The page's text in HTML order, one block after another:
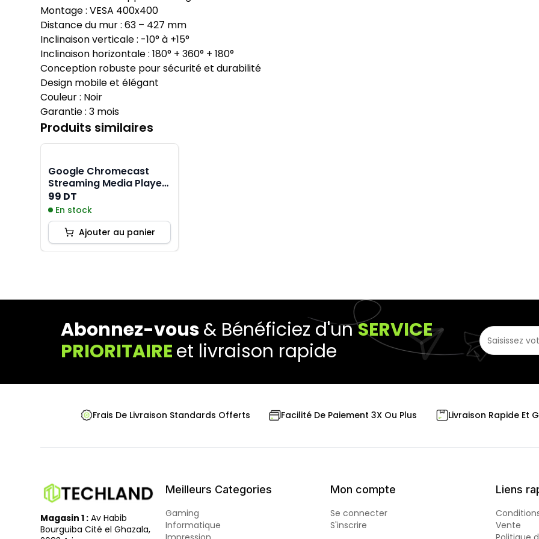
Montage : VESA 400x400
Distance du mur : 63 – 427 mm
Inclinaison verticale : -10° à +15°
Inclinaison horizontale : 180° + 360° + 180°
Conception robuste pour sécurité et durabilité
Design mobile et élégant
Couleur : Noir
Garantie : 3 mois
Produits similaires
Google Chromecast
Streaming Media Player
- Noir
99 DT
En stock
Ajouter au panier
Abonnez-vous& Bénéficiez d'unSERVICE
PRIORITAIREet livraison rapide
Frais De Livraison Standards Offerts Facilité De Paiement 3X Ou Plus Livraison Rapide Et
Magasin 1 : Av Habib
Bourguiba Cité el Ghazala,
Meilleurs Categories
Gaming
Informatique
Mon compte
Se connecter
S'inscrire
Liens
Vente